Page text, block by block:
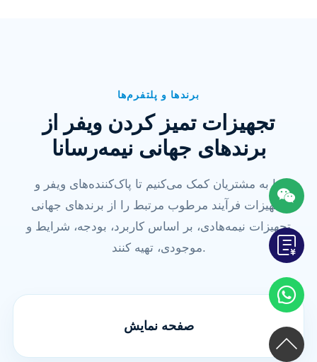
برندها و پلتفرم‌ها
تجهیزات تمیز کردن ویفر از
برندهای جهانی نیمه‌رسانا
ما به مشتریان کمک می‌کنیم تا پاک‌کننده‌های ویفر و
تجهیزات فرآیند مرطوب مرتبط را از برندهای جهانی
تجهیزات نیمه‌هادی، بر اساس کاربرد، بودجه، شرایط و
موجودی، تهیه کنند.
صفحه نمایش